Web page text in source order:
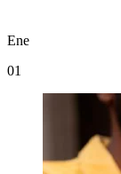
Ene
01